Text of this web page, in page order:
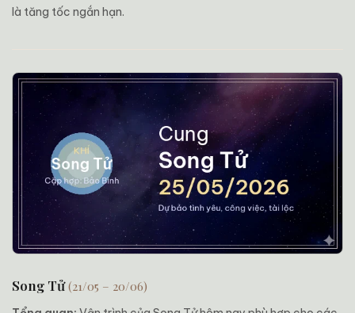
là tăng tốc ngắn hạn.
Song Tử(21/05 – 20/06)